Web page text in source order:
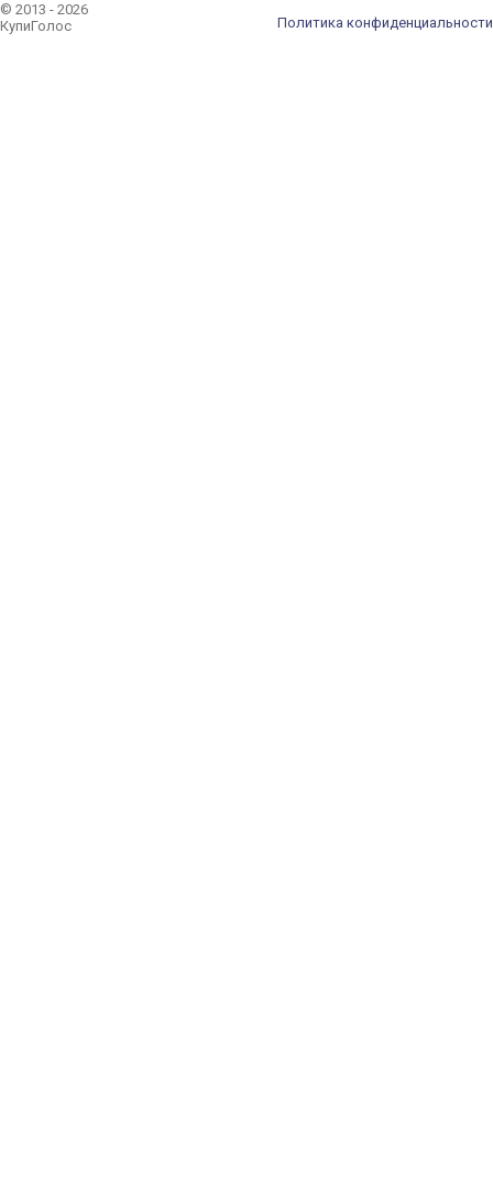
© 2013 - 2026
КупиГолос
Политика конфиденциальности